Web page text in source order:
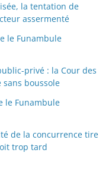
la tentation de
assermenté
le Funambule
privé : la Cour des
sans boussole
le Funambule
de la concurrence tire
trop tard